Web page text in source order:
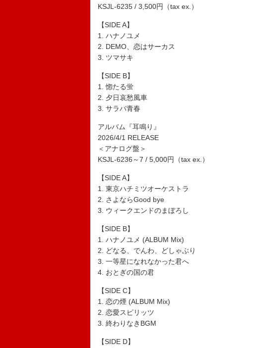
KSJL-6235 / 3,500円（tax ex.）
【SIDE A】
1. ハナノユメ
2. DEMO、恋はサーカス
3. ツマサキ
【SIDE B】
1. 惚たる蛍
2. 夕日哀愁風車
3. サラバ青春
アルバム『耳鳴り』
2026/4/1 RELEASE
＜アナログ盤＞
KSJL-6236～7 / 5,000円（tax ex.）
【SIDE A】
1. 東京ハチミツオーケストラ
2. さよならGood bye
3. ウィークエンドのまぼろし
【SIDE B】
1. ハナノユメ (ALBUM Mix)
2. どなる、でんわ、どしゃぶり
3. 一等星になれなかった君へ
4. おとぎの国の君
【SIDE C】
1. 恋の煙 (ALBUM Mix)
2. 恋愛スピリッツ
3. 終わりなきBGM
【SIDE D】